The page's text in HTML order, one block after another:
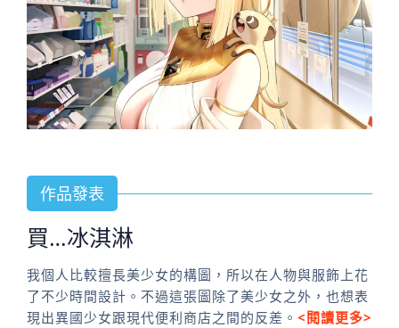
作品發表
買…冰淇淋
我個人比較擅長美少女的構圖，所以在人物與服飾上花
了不少時間設計。不過這張圖除了美少女之外，也想表
現出異國少女跟現代便利商店之間的反差。 <閱讀更多>